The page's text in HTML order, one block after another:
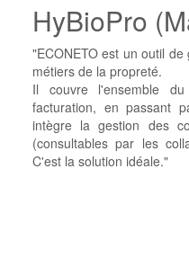
HyBioPro
"ECONETO est un outil
métiers de la propreté.
Il couvre l'ensemble
facturation, en passant
intègre la gestion des
(consultables par les
C'est la solution idéale."